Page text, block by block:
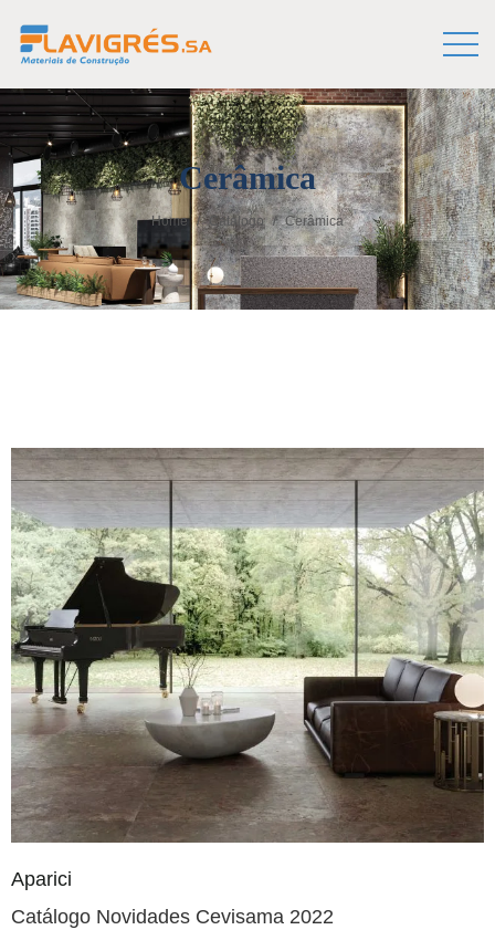
Cerâmica
Home Catalogo Cerâmica
Aparici
Catálogo Novidades Cevisama 2022